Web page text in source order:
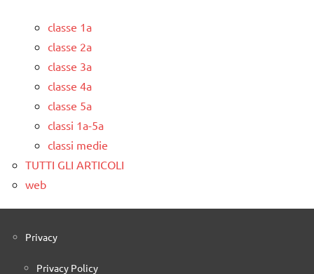
classe 1a
classe 2a
classe 3a
classe 4a
classe 5a
classi 1a-5a
classi medie
TUTTI GLI ARTICOLI
web
Privacy
Privacy Policy